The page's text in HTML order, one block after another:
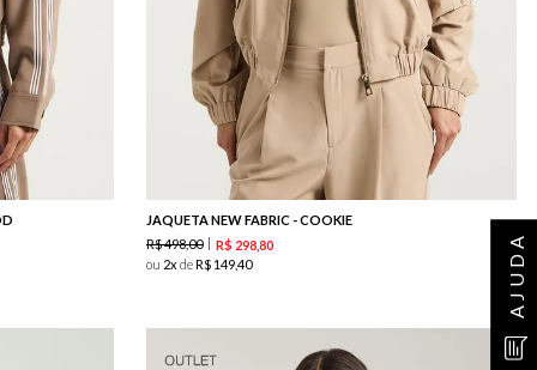
AJUDA
JAQUETA NEW FABRIC - COOKIE
R$498,00 R$ 29880
ou 2 deR$ 14940